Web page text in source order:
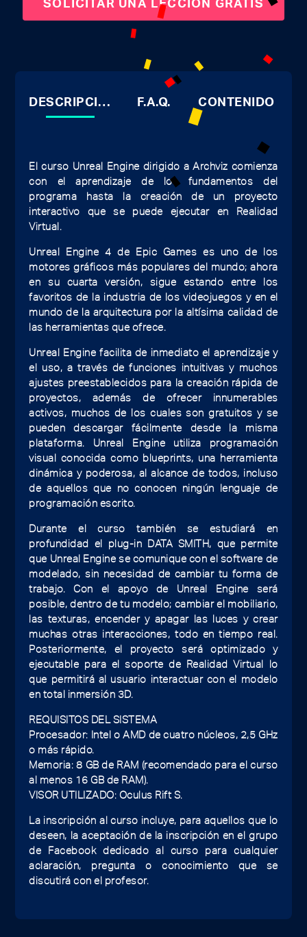
DESCRIPCIÓN F.A.Q. CONTENIDO
El curso Unreal Engine dirigido a Archviz comienza
con el aprendizaje de los fundamentos del
programa hasta la creación de un proyecto
interactivo que se puede ejecutar en Realidad
Virtual.
Unreal Engine 4 de Epic Games es uno de los
motores gráficos más populares del mundo; ahora
en su cuarta versión, sigue estando entre los
favoritos de la industria de los videojuegos y en el
mundo de la arquitectura por la altísima calidad de
las herramientas que ofrece.
Unreal Engine facilita de inmediato el aprendizaje y
el uso, a través de funciones intuitivas y muchos
ajustes preestablecidos para la creación rápida de
proyectos, además de ofrecer innumerables
activos, muchos de los cuales son gratuitos y se
pueden descargar fácilmente desde la misma
plataforma. Unreal Engine utiliza programación
visual conocida como blueprints, una herramienta
dinámica y poderosa, al alcance de todos, incluso
de aquellos que no conocen ningún lenguaje de
programación escrito.
Durante el curso también se estudiará en
profundidad el plug-in DATA SMITH, que permite
que Unreal Engine se comunique con el software de
modelado, sin necesidad de cambiar tu forma de
trabajo. Con el apoyo de Unreal Engine será
posible, dentro de tu modelo; cambiar el mobiliario,
las texturas, encender y apagar las luces y crear
muchas otras interacciones, todo en tiempo real.
Posteriormente, el proyecto será optimizado y
ejecutable para el soporte de Realidad Virtual lo
que permitirá al usuario interactuar con el modelo
en total inmersión 3D.
REQUISITOS DEL SISTEMA
Procesador: Intel o AMD de cuatro núcleos, 2,5 GHz
o más rápido.
Memoria: 8 GB de RAM (recomendado para el curso
al menos 16 GB de RAM).
VISOR UTILIZADO: Oculus Rift S.
La inscripción al curso incluye, para aquellos que lo
deseen, la aceptación de la inscripción en el grupo
de Facebook dedicado al curso para cualquier
aclaración, pregunta o conocimiento que se
discutirá con el profesor.